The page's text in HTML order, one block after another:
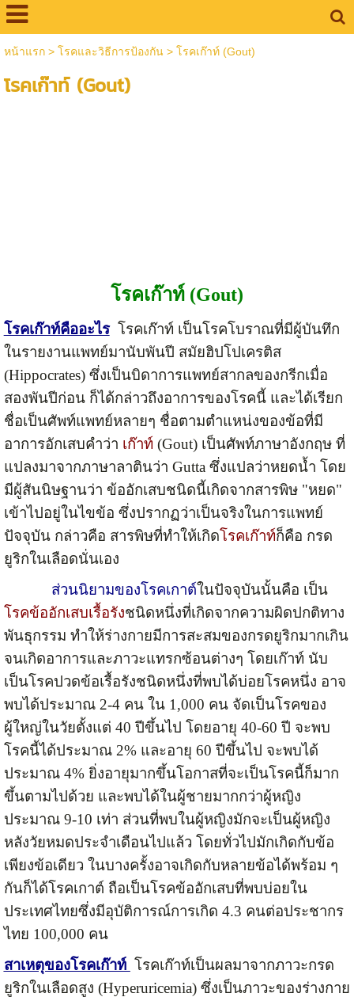
หน้าแรก> โรคและวิธีการป้องกัน> โรคเก๊าท์ (Gout)
โรคเก๊าท์ (Gout)
โรคเก๊าท์ (Gout)
โรคเก๊าท์คืออะไรโรคเก๊าท์ เป็นโรคโบราณที่มีผู้บันทึก
ในรายงานแพทย์มานับพันปี สมัยฮิปโปเครติส
(Hippocrates) ซึ่งเป็นบิดาการแพทย์สากลของกรีกเมื่อ
สองพันปีก่อน ก็ได้กล่าวถึงอาการของโรคนี้ และได้เรียก
ชื่อเป็นศัพท์แพทย์หลายๆ ชื่อตามตำแหน่งของข้อที่มี
อาการอักเสบคำว่า เก๊าท์ (Gout) เป็นศัพท์ภาษาอังกฤษ ที่
แปลงมาจากภาษาลาตินว่า Gutta ซึ่งแปลว่าหยดน้ำ โดย
มีผู้สันนิษฐานว่า ข้ออักเสบชนิดนี้เกิดจากสารพิษ "หยด"
เข้าไปอยู่ในไขข้อ ซึ่งปรากฏว่าเป็นจริงในการแพทย์
ปัจจุบัน กล่าวคือ สารพิษที่ทำให้เกิดโรคเก๊าท์ก็คือ กรด
ยูริกในเลือดนั่นเอง
ส่วนนิยามของโรคเกาต์ในปัจจุบันนั้นคือ เป็น
โรคข้ออักเสบเรื้อรังชนิดหนึ่งที่เกิดจากความผิดปกติทาง
พันธุกรรม ทำให้ร่างกายมีการสะสมของกรดยูริกมากเกิน
จนเกิดอาการและภาวะแทรกซ้อนต่างๆ โดยเก๊าท์ นับ
เป็นโรคปวดข้อเรื้อรังชนิดหนึ่งที่พบได้บ่อยโรคหนึ่ง อาจ
พบได้ประมาณ 2-4 คน ใน 1,000 คน จัดเป็นโรคของ
ผู้ใหญ่ในวัยตั้งแต่ 40 ปีขึ้นไป โดยอายุ 40-60 ปี จะพบ
โรคนี้ได้ประมาณ 2% และอายุ 60 ปีขึ้นไป จะพบได้
ประมาณ 4% ยิ่งอายุมากขึ้นโอกาสที่จะเป็นโรคนี้ก็มาก
ขึ้นตามไปด้วย และพบได้ในผู้ชายมากกว่าผู้หญิง
ประมาณ 9-10 เท่า ส่วนที่พบในผู้หญิงมักจะเป็นผู้หญิง
หลังวัยหมดประจำเดือนไปแล้ว โดยทั่วไปมักเกิดกับข้อ
เพียงข้อเดียว ในบางครั้งอาจเกิดกับหลายข้อได้พร้อม ๆ
กันก็ได้โรคเกาต์ ถือเป็นโรคข้ออักเสบที่พบบ่อยใน
ประเทศไทยซึ่งมีอุบัติการณ์การเกิด 4.3 คนต่อประชากร
ไทย 100,000 คน
สาเหตุของโรคเก๊าท์ โรคเก๊าท์เป็นผลมาจากภาวะกรด
ยูริกในเลือดสูง (Hyperuricemia) ซึ่งเป็นภาวะของร่างกาย